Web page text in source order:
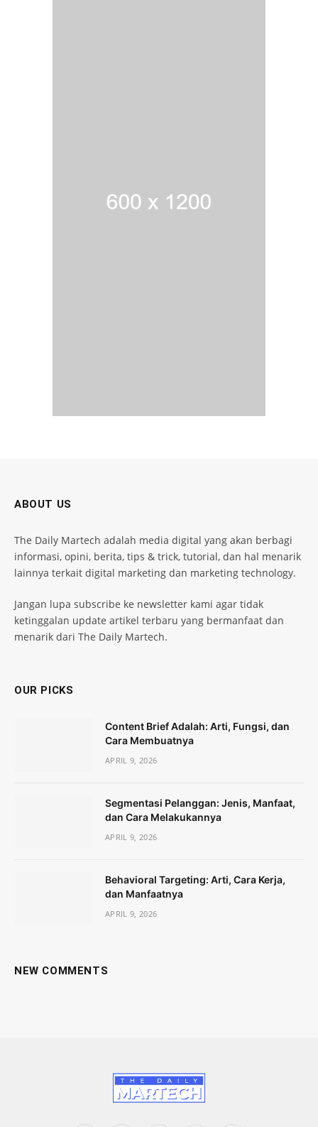
ABOUT US
The Daily Martech adalah media digital yang akan berbagi
informasi, opini, berita, tips & trick, tutorial, dan hal menarik
lainnya terkait digital marketing dan marketing technology.
Jangan lupa subscribe ke newsletter kami agar tidak
ketinggalan update artikel terbaru yang bermanfaat dan
menarik dari The Daily Martech.
OUR PICKS
Content Brief Adalah: Arti, Fungsi, dan
Cara Membuatnya
APRIL 9, 2026
Segmentasi Pelanggan: Jenis, Manfaat,
dan Cara Melakukannya
APRIL 9, 2026
Behavioral Targeting: Arti, Cara Kerja,
dan Manfaatnya
APRIL 9, 2026
NEW COMMENTS